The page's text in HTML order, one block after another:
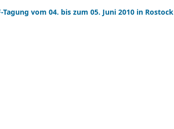
vom 04. bis zum 05. Juni 2010 in Rostock